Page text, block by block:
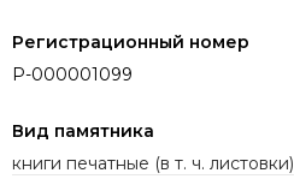
Регистрационный номер
P-000001099
Вид памятника
книги печатные (в т. ч. листовки)